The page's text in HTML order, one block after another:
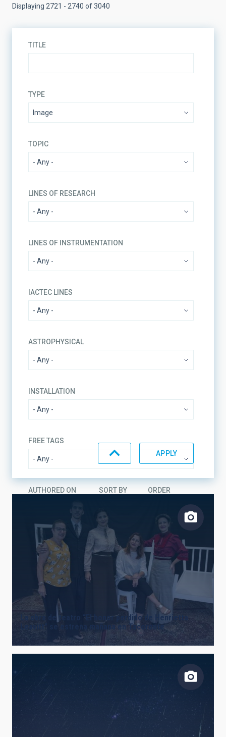
Displaying 2721 - 2740 of 3040
TITLE
TYPE
TOPIC
LINES OF RESEARCH
LINES OF INSTRUMENTATION
IACTEC LINES
ASTROPHYSICAL
INSTALLATION
FREE TAGS
AUTHORED ON SORT BY ORDER
La obra de teatro “El honor perdido de Henrietta
Leavitt” se estrena mañana en Tacoronte